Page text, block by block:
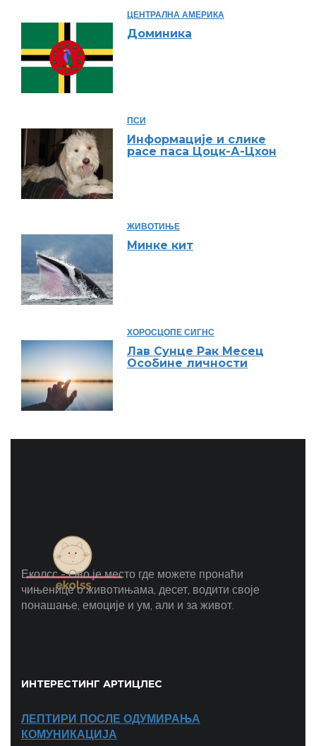
ЦЕНТРАЛНА АМЕРИКА
Доминика
ПСИ
Информације и слике
расе паса Цоцк-А-Цхон
ЖИВОТИЊЕ
Минке кит
ХОРОСЦОПЕ СИГНС
Лав Сунце Рак Месец
Особине личности
Еколсс - Ово је место где можете пронаћи
чињенице о животињама, десет, водити своје
понашање, емоције и ум, али и за живот.
ИНТЕРЕСТИНГ АРТИЦЛЕС
ЛЕПТИРИ ПОСЛЕ ОДУМИРАЊА
КОМУНИКАЦИЈА